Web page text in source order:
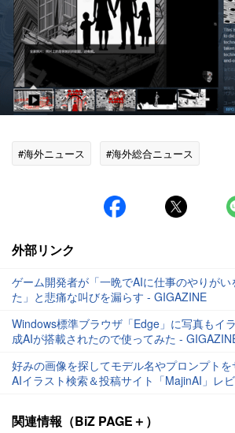
#海外ニュース #海外総合ニュース
外部リンク
ゲーム開発者が「一晩でAIに仕事のやりがい
た」と悲痛な叫びを漏らす - GIGAZINE
Windows標準ブラウザ「Edge」に写真もイ
成AIが搭載されたので使ってみた -
好みの画像を探してモデル名やプロンプト
AIイラスト検索＆投稿サイト「MajinAI」レ
関連情報（BiZ PAGE＋）